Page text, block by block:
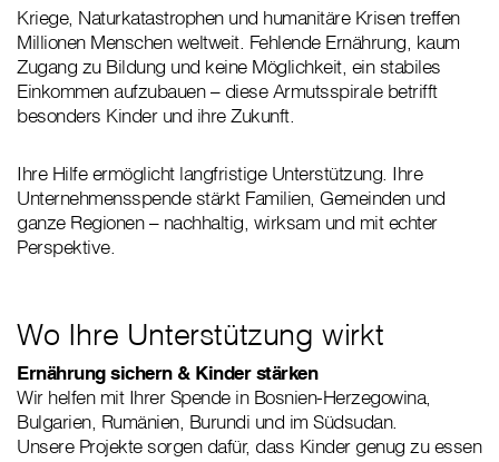
Kriege, Naturkatastrophen und humanitäre Krisen treffen
Millionen Menschen weltweit. Fehlende Ernährung, kaum
Zugang zu Bildung und keine Möglichkeit, ein stabiles
Einkommen aufzubauen – diese Armutsspirale betrifft
besonders Kinder und ihre Zukunft.
Ihre Hilfe ermöglicht langfristige Unterstützung. Ihre
Unternehmensspende stärkt Familien, Gemeinden und
ganze Regionen – nachhaltig, wirksam und mit echter
Perspektive.
Wo Ihre Unterstützung wirkt
Ernährung sichern & Kinder stärken
Wir helfen mit Ihrer Spende in Bosnien-Herzegowina,
Bulgarien, Rumänien, Burundi und im Südsudan.
Unsere Projekte sorgen dafür, dass Kinder genug zu essen